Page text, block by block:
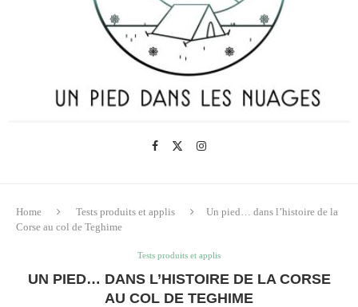
Home Tests produits et applis
Un pied… dans l’histoire de la
Corse au col de Teghime
Tests produits et applis
UN PIED… DANS L’HISTOIRE DE LA CORSE
AU COL DE TEGHIME